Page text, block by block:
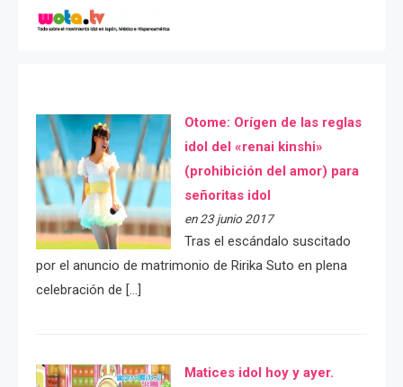
Otome: Orígen de las reglas
idol del «renai kinshi»
(prohibición del amor) para
señoritas idol
en 23 junio 2017
Tras el escándalo suscitado
por el anuncio de matrimonio de Ririka Suto en plena
celebración de […]
Matices idol hoy y ayer.